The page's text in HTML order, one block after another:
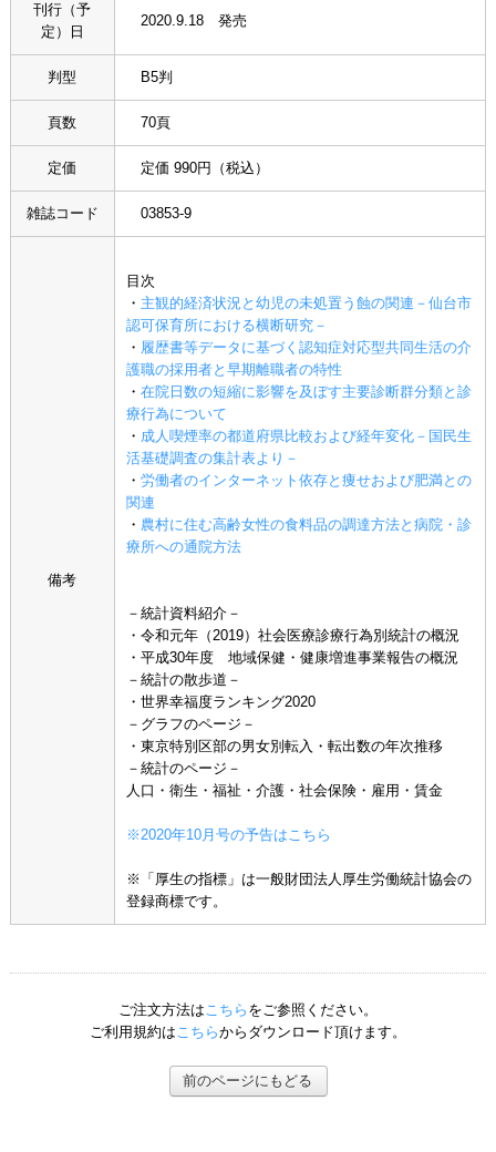
刊行（予
定）日
2020.9.18 発売
判型 B5判
頁数 70頁
定価 定価 990円（税込）
雑誌コード 03853-9
備考
目次
・ 主観的経済状況と幼児の未処置う蝕の関連－仙台市
認可保育所における横断研究－
・ 履歴書等データに基づく認知症対応型共同生活の介
護職の採用者と早期離職者の特性
・ 在院日数の短縮に影響を及ぼす主要診断群分類と診
療行為について
・ 成人喫煙率の都道府県比較および経年変化－国民生
活基礎調査の集計表より－
・ 労働者のインターネット依存と痩せおよび肥満との
関連
・ 農村に住む高齢女性の食料品の調達方法と病院・診
療所への通院方法
－統計資料紹介－
・令和元年（2019）社会医療診療行為別統計の概況
・平成30年度 地域保健・健康増進事業報告の概況
－統計の散歩道－
・世界幸福度ランキング2020
－グラフのページ－
・東京特別区部の男女別転入・転出数の年次推移
－統計のページ－
人口・衛生・福祉・介護・社会保険・雇用・賃金
※2020年10月号の予告はこちら
※「厚生の指標」は一般財団法人厚生労働統計協会の
登録商標です。
ご注文方法はこちら をご参照ください。
ご利用規約はこちらからダウンロード頂けます。
前のページにもどる